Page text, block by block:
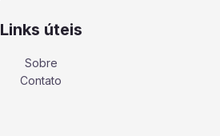
Links úteis
Sobre
Contato